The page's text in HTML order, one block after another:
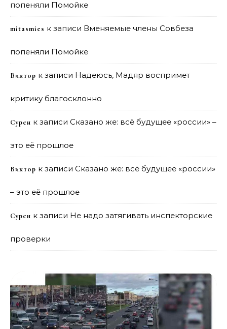
попеняли Помойке
mitasmies к записи Вменяемые члены Совбеза
попеняли Помойке
Виктор к записи Надеюсь, Мадяр воспримет
критику благосклонно
Сурен к записи Сказано же: всё будущее «россии» –
это её прошлое
Виктор к записи Сказано же: всё будущее «россии»
– это её прошлое
Сурен к записи Не надо затягивать инспекторские
проверки